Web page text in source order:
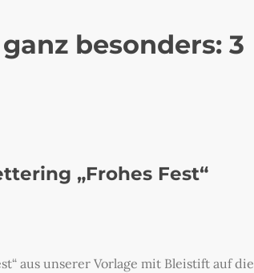
besonders: 3
„Frohes Fest“
aus unserer Vorlage mit Bleistift auf die